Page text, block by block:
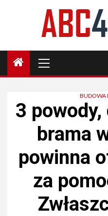
Menu
BUDOWA
3
brama
powinna
za